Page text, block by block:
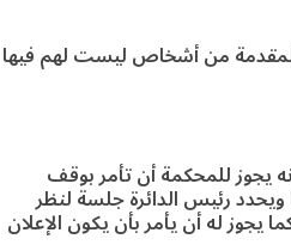
المقدمة من أشخاص ليست لهم فيها
يجوز للمحكمة أن تأمر بوقف
رئيس الدائرة جلسة لنظر
يجوز له أن يأمر بأن يكون الإعلان